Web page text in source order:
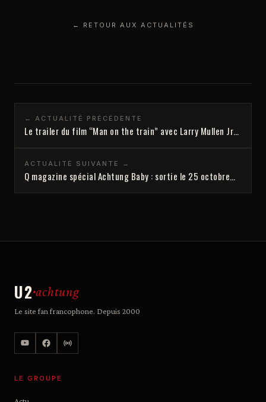
← RETOUR AUX ACTUALITÉS
← ACTUALITÉ PRÉCÉDENTE
Le trailer du film “Man on the train” avec Larry Mullen Jr…
ACTUALITÉ SUIVANTE →
Q magazine spécial Achtung Baby : sortie le 25 octobre…
U2 achtung
Le site fan francophone. Depuis 2000
LE GROUPE